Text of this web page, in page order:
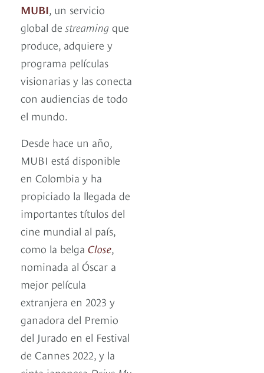
MUBI, un servicio
global de streaming que
produce, adquiere y
programa películas
visionarias y las conecta
con audiencias de todo
el mundo.
Desde hace un año,
MUBI está disponible
en Colombia y ha
propiciado la llegada de
importantes títulos del
cine mundial al país,
como la belga Close,
nominada al Óscar a
mejor película
extranjera en 2023 y
ganadora del Premio
del Jurado en el Festival
de Cannes 2022, y la